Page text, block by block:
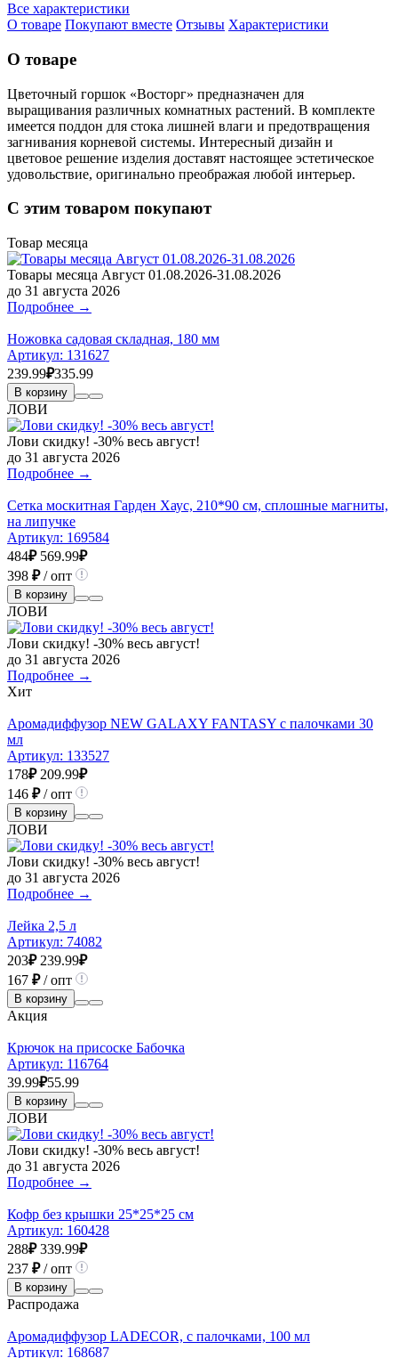
Все характеристики
О товаре Покупают вместе Отзывы Характеристики
О товаре
Цветочный горшок «Восторг» предназначен для
выращивания различных комнатных растений. В комплекте
имеется поддон для стока лишней влаги и предотвращения
загнивания корневой системы. Интересный дизайн и
цветовое решение изделия доставят настоящее эстетическое
удовольствие, оригинально преображая любой интерьер.
С этим товаром покупают
Товар месяца
Товары месяца Август 01.08.2026-31.08.2026
до 31 августа 2026
Подробнее →
Ножовка садовая складная, 180 мм
Артикул: 131627
239.99₽335.99
В корзину
ЛОВИ
Лови скидку! -30% весь август!
до 31 августа 2026
Подробнее →
Сетка москитная Гарден Хаус, 210*90 см, сплошные магниты,
на липучке
Артикул: 169584
484₽ 569.99₽
398 ₽/ опт
В корзину
ЛОВИ
Лови скидку! -30% весь август!
до 31 августа 2026
Подробнее →
Хит
Аромадиффузор NEW GALAXY FANTASY с палочками 30
мл
Артикул: 133527
178₽ 209.99₽
146 ₽/ опт
В корзину
ЛОВИ
Лови скидку! -30% весь август!
до 31 августа 2026
Подробнее →
Лейка 2,5 л
Артикул: 74082
203₽ 239.99₽
167 ₽/ опт
В корзину
Акция
Крючок на присоске Бабочка
Артикул: 116764
39.99₽55.99
В корзину
ЛОВИ
Лови скидку! -30% весь август!
до 31 августа 2026
Подробнее →
Кофр без крышки 25*25*25 см
Артикул: 160428
288₽ 339.99₽
237 ₽/ опт
В корзину
Распродажа
Аромадиффузор LADECOR, с палочками, 100 мл
Артикул: 168687